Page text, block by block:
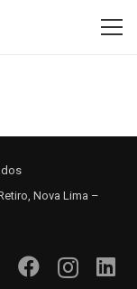
Nova Lima –